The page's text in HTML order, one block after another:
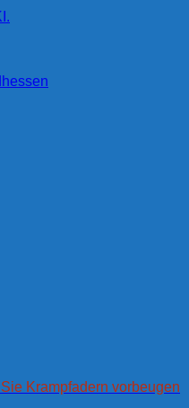
Krampfadern vorbeugen